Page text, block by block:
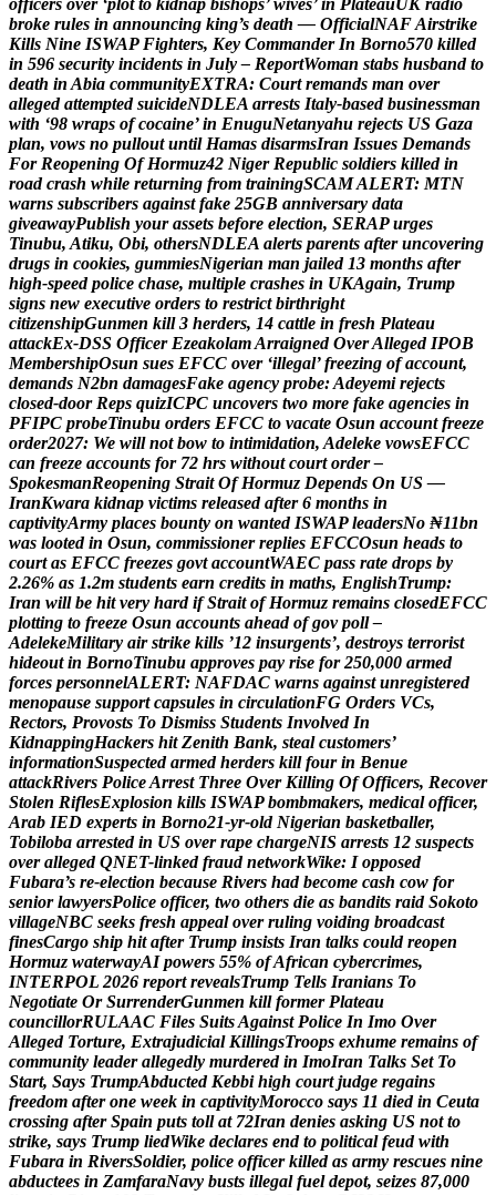
officers over ‘plot to kidnap bishops’ wives’ in PlateauUK radio
broke rules in announcing king’s death — OfficialNAFAirstrike
Kills Nine ISWAP Fighters, Key Commander In Borno570 killed
in 596 security incidents in July – ReportWoman stabs husband to
death in Abia communityEXTRA: Court remands man over
alleged attempted suicideNDLEA arrests Italy-based businessman
with ‘98 wraps of cocaine’ in EnuguNetanyahu rejects US Gaza
plan, vows no pullout until Hamas disarmsIran Issues Demands
For Reopening Of Hormuz42 Niger Republic soldiers killed in
road crash while returning from trainingSCAMALERT: MTN
warns subscribers against fake 25GB anniversary data
giveawayPublish your assets before election, SERAP urges
Tinubu, Atiku, Obi, othersNDLEA alerts parents after uncovering
drugs in cookies, gummiesNigerian man jailed 13 months after
high-speed police chase, multiple crashes in UKAgain, Trump
signs new executive orders to restrict birthright
citizenshipGunmen kill 3 herders, 14 cattle in fresh Plateau
attackEx-DSS Officer EzeakolamArraigned OverAlleged IPOB
MembershipOsun sues EFCC over ‘illegal’ freezing of account,
demands N2bn damagesFake agency probe:Adeyemi rejects
closed-door Reps quizICPC uncovers two more fake agencies in
PFIPC probeTinubu orders EFCC to vacate Osun account freeze
order2027: We will not bow to intimidation, Adeleke vowsEFCC
can freeze accounts for 72 hrs without court order –
SpokesmanReopening Strait Of Hormuz Depends On US —
IranKwara kidnap victims released after 6 months in
captivityArmy places bounty on wanted ISWAP leadersNo ₦11bn
was looted in Osun, commissioner replies EFCCOsun heads to
court as EFCC freezes govt accountWAEC pass rate drops by
2.26% as 1.2m students earn credits in maths, EnglishTrump:
Iran will be hit very hard if Strait of Hormuz remains closedEFCC
plotting to freeze Osun accounts ahead of gov poll –
AdelekeMilitary air strike kills ’12 insurgents’, destroys terrorist
hideout in BornoTinubu approves pay rise for 250,000 armed
forces personnelALERT: NAFDAC warns against unregistered
menopause support capsules in circulationFG Orders VCs,
Rectors, Provosts To Dismiss Students Involved In
KidnappingHackers hit Zenith Bank, steal customers’
informationSuspected armed herders kill four in Benue
attackRivers PoliceArrest Three Over Killing Of Officers, Recover
Stolen RiflesExplosion kills ISWAP bombmakers, medical officer,
Arab IED experts in Borno21-yr-old Nigerian basketballer,
Tobiloba arrested in US over rape chargeNIS arrests 12 suspects
over alleged QNET-linked fraud networkWike: I opposed
Fubara’s re-election because Rivers had become cash cow for
senior lawyersPolice officer, two others die as bandits raid Sokoto
villageNBC seeks fresh appeal over ruling voiding broadcast
finesCargo ship hit after Trump insists Iran talks could reopen
Hormuz waterwayAI powers 55% ofAfrican cybercrimes,
INTERPOL 2026 report revealsTrump Tells Iranians To
Negotiate Or SurrenderGunmen kill former Plateau
councillorRULAAC Files SuitsAgainst Police In Imo Over
Alleged Torture, Extrajudicial KillingsTroops exhume remains of
community leader allegedly murdered in ImoIran Talks Set To
Start, Says TrumpAbducted Kebbi high court judge regains
freedom after one week in captivityMorocco says 11 died in Ceuta
crossing after Spain puts toll at 72Iran denies asking US not to
strike, says Trump liedWike declares end to political feud with
Fubara in RiversSoldier, police officer killed as army rescues nine
abductees in ZamfaraNavy busts illegal fuel depot, seizes 87,000